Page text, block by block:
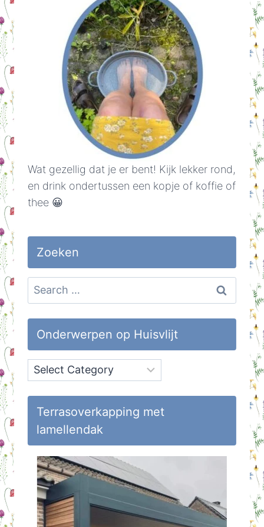
Wat gezellig dat je er bent! Kijk lekker rond,
en drink ondertussen een kopje of koffie of
thee 😀
Zoeken
Search
for:
Onderwerpen op Huisvlijt
Onderwerpen
op
Huisvlijt
Terrasoverkapping met
lamellendak